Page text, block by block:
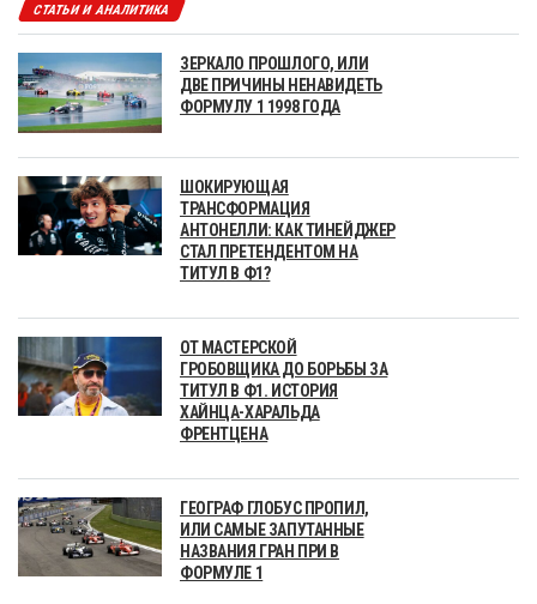
СТАТЬИ И АНАЛИТИКА
ЗЕРКАЛО ПРОШЛОГО, ИЛИ
ДВЕ ПРИЧИНЫ НЕНАВИДЕТЬ
ФОРМУЛУ 1 1998 ГОДА
ШОКИРУЮЩАЯ
ТРАНСФОРМАЦИЯ
АНТОНЕЛЛИ: КАК ТИНЕЙДЖЕР
СТАЛ ПРЕТЕНДЕНТОМ НА
ТИТУЛ В Ф1?
ОТ МАСТЕРСКОЙ
ГРОБОВЩИКА ДО БОРЬБЫ ЗА
ТИТУЛ В Ф1. ИСТОРИЯ
ХАЙНЦА-ХАРАЛЬДА
ФРЕНТЦЕНА
ГЕОГРАФ ГЛОБУС ПРОПИЛ,
ИЛИ САМЫЕ ЗАПУТАННЫЕ
НАЗВАНИЯ ГРАН ПРИ В
ФОРМУЛЕ 1